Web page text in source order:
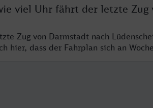
viel Uhr fährt der letzte Zug
Zug von Darmstadt nach
hier, dass der Fahrplan sich an